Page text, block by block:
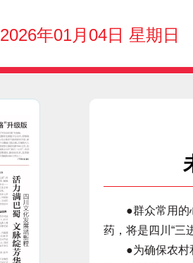
2026年01月04日 星期日
●群众常用的心
药，将是四川“三
●为确保农村和